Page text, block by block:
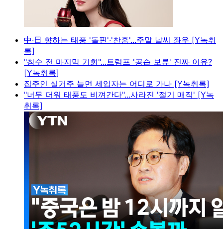
中·日 향하는 태풍 '돌핀'·'찬홈'...주말 날씨 좌우 [Y녹취
록]
"참수 전 마지막 기회"...트럼프 '공습 보류' 진짜 이유?
[Y녹취록]
집주인 실거주 늘면 세입자는 어디로 가나 [Y녹취록]
"너무 더워 태풍도 비껴간다"...사라진 '절기 매직' [Y녹
취록]